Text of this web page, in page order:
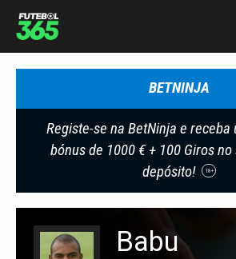
BETNINJA
Registe-se na BetNinja e
bónus de 1000 € + 100 Giros
depósito!
18+
Babu